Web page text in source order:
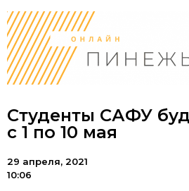
Студенты САФУ
с 1 по 10 мая
29 апреля, 2021
10:06